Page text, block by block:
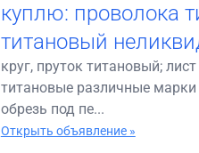
куплю: проволока
титановый
круг, пруток титановый;
титановые различные
обрезь под пе...
Открыть объявление »